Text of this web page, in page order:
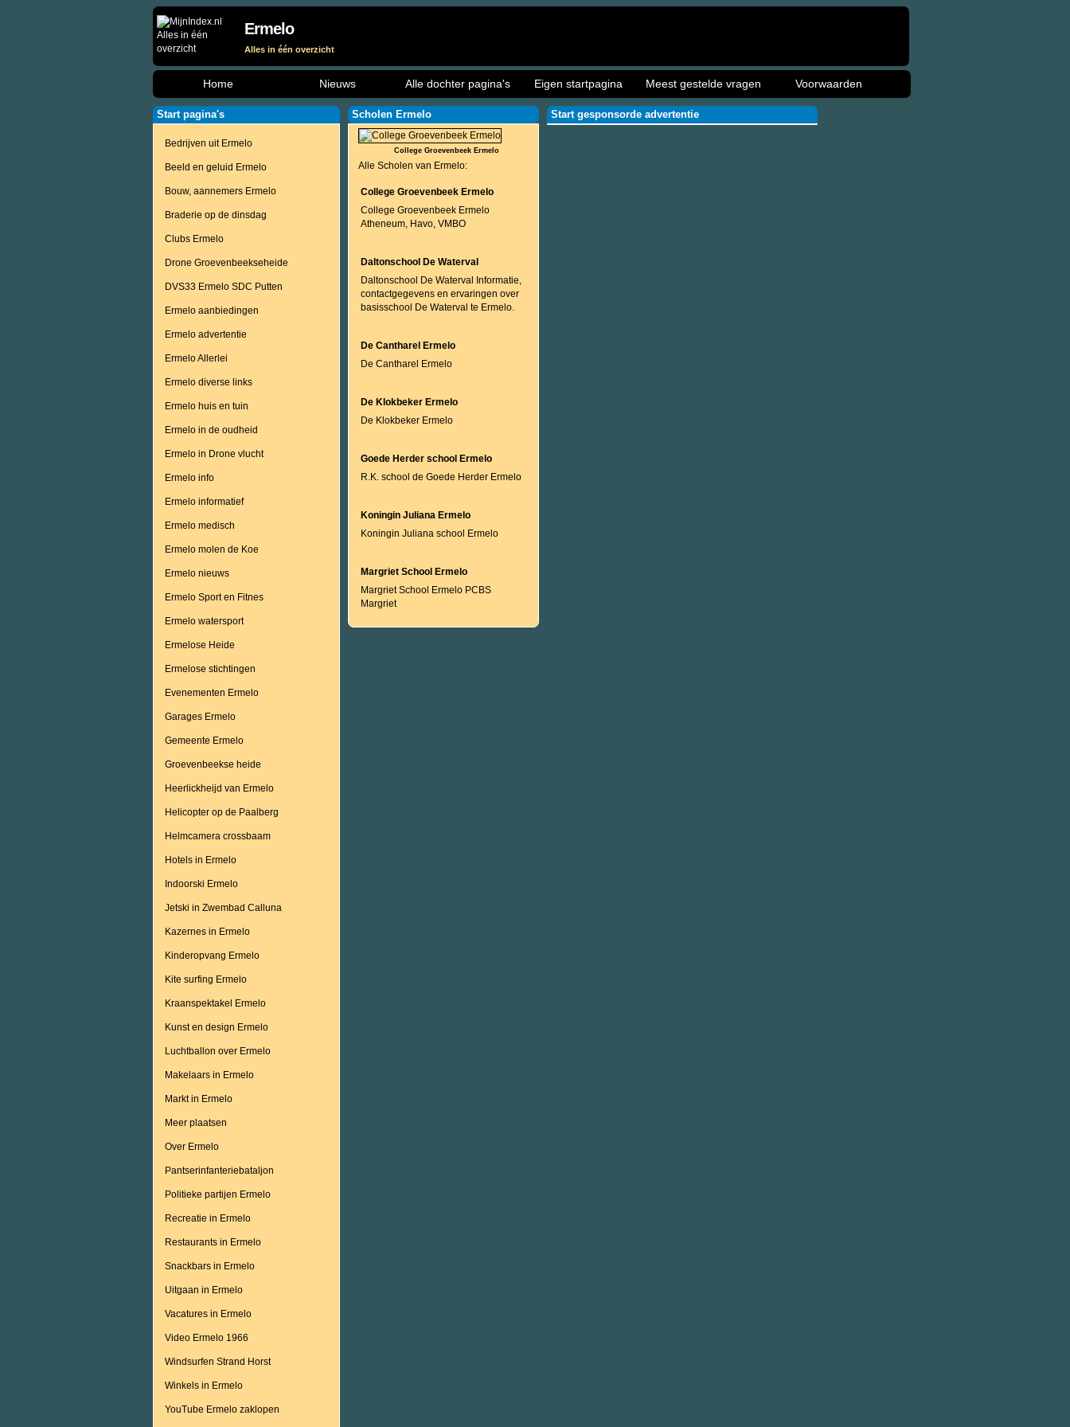
Ermelo
Alles in één overzicht
Home Nieuws Alle dochter pagina's Eigen startpagina Meest gestelde vragen Voorwaarden
Start pagina's
Bedrijven uit Ermelo
Beeld en geluid Ermelo
Bouw, aannemers Ermelo
Braderie op de dinsdag
Clubs Ermelo
Drone Groevenbeekseheide
DVS33 Ermelo SDC Putten
Ermelo aanbiedingen
Ermelo advertentie
Ermelo Allerlei
Ermelo diverse links
Ermelo huis en tuin
Ermelo in de oudheid
Ermelo in Drone vlucht
Ermelo info
Ermelo informatief
Ermelo medisch
Ermelo molen de Koe
Ermelo nieuws
Ermelo Sport en Fitnes
Ermelo watersport
Ermelose Heide
Ermelose stichtingen
Evenementen Ermelo
Garages Ermelo
Gemeente Ermelo
Groevenbeekse heide
Heerlickheijd van Ermelo
Helicopter op de Paalberg
Helmcamera crossbaam
Hotels in Ermelo
Indoorski Ermelo
Jetski in Zwembad Calluna
Kazernes in Ermelo
Kinderopvang Ermelo
Kite surfing Ermelo
Kraanspektakel Ermelo
Kunst en design Ermelo
Luchtballon over Ermelo
Makelaars in Ermelo
Markt in Ermelo
Meer plaatsen
Over Ermelo
Pantserinfanteriebataljon
Politieke partijen Ermelo
Recreatie in Ermelo
Restaurants in Ermelo
Snackbars in Ermelo
Uitgaan in Ermelo
Vacatures in Ermelo
Video Ermelo 1966
Windsurfen Strand Horst
Winkels in Ermelo
YouTube Ermelo zaklopen
Scholen Ermelo
College Groevenbeek Ermelo
Alle Scholen van Ermelo:
College Groevenbeek Ermelo
College Groevenbeek Ermelo
Atheneum, Havo, VMBO
Daltonschool De Waterval
Daltonschool De Waterval Informatie,
contactgegevens en ervaringen over
basisschool De Waterval te Ermelo.
De Cantharel Ermelo
De Cantharel Ermelo
De Klokbeker Ermelo
De Klokbeker Ermelo
Goede Herder school Ermelo
R.K. school de Goede Herder Ermelo
Koningin Juliana Ermelo
Koningin Juliana school Ermelo
Margriet School Ermelo
Margriet School Ermelo PCBS
Margriet
Start gesponsorde advertentie